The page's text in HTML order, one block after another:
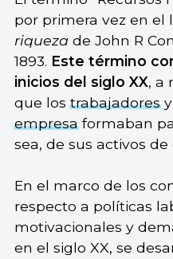
por primera vez en el
riqueza de John R
1893. Este término
inicios del siglo XX, a
que lostrabajadoresy
empresaformaban
sea, de sus activos
En el marco de los
respecto a políticas
motivacionales y
en el siglo XX, se